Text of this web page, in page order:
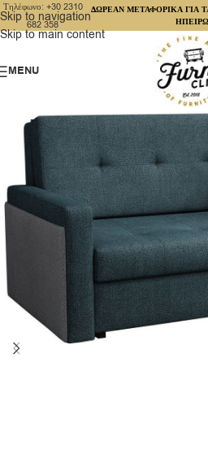
Skip to navigation
Skip to main content
Τηλέφωνο: +30 2310
682 358
ΔΩΡΕΑΝ ΜΕΤΑΦΟΡΙΚΑ ΓΙΑ
MENU